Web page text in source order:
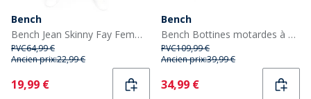
Bench
Bench Jean Skinny Fay Femme Denim Foncé
PVC64,99 €
Ancien prix:22,99 €
Current
19,99 €
Bench
Bench Bottines motardes à boucle Tatton Femme Noir
PVC109,99 €
Ancien prix:39,99 €
Current
34,99 €